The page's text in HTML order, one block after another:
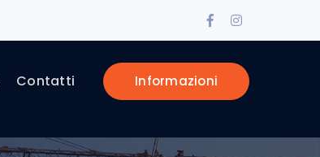
Facebook
Profile
Instagram
Profile
Informazioni
Contatti